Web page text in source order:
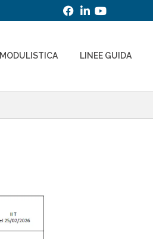
MODULISTICA LINEE GUIDA